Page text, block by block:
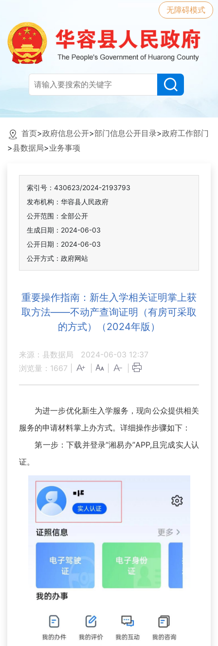
无障碍模式
首页>政府信息公开>部门信息公开目录>政府工作部门
>县数据局>业务事项
索引号：430623/2024-2193793
发布机构：华容县人民政府
公开范围：全部公开
生成日期：2024-06-03
公开日期：2024-06-03
公开方式：政府网站
重要操作指南：新生入学相关证明掌上获
取方法——不动产查询证明（有房可采取
的方式）（2024年版）
来源：县数据局
2024-06-03 12:37
浏览量： 1667
为进一步优化新生入学服务，现向公众提供相关
服务的申请材料掌上办方式。详细操作步骤如下：
第一步：下载并登录“湘易办”APP,且完成实人认
证。